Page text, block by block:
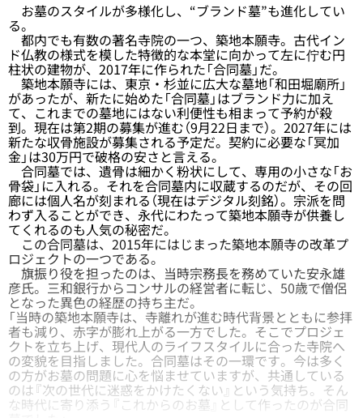
お墓のスタイルが多様化し、“ブランド墓”も進化してい
る。
都内でも有数の著名寺院の一つ、築地本願寺。古代イン
ド仏教の様式を模した特徴的な本堂に向かって左に佇む円
柱状の建物が、2017年に作られた「合同墓」だ。
築地本願寺には、東京・杉並に広大な墓地「和田堀廟所」
があったが、新たに始めた「合同墓」はブランド力に加え
て、これまでの墓地にはない利便性も相まって予約が殺
到。現在は第2期の募集が進む（9月22日まで）。2027年には
新たな収骨施設が募集される予定だ。契約に必要な「冥加
金」は30万円で破格の安さと言える。
合同墓では、遺骨は細かく粉状にして、専用の小さな「お
骨袋」に入れる。それを合同墓内に収蔵するのだが、その回
廊には個人名が刻まれる（現在はデジタル刻銘）。宗派を問
わず入ることができ、永代にわたって築地本願寺が供養し
てくれるのも人気の秘密だ。
この合同墓は、2015年にはじまった築地本願寺の改革プ
ロジェクトの一つである。
旗振り役を担ったのは、当時宗務長を務めていた安永雄
彦氏。三和銀行からコンサルの経営者に転じ、50歳で僧侶
となった異色の経歴の持ち主だ。
「当時の築地本願寺は、寺離れが進む時代背景とともに参拝
者も減り、赤字が膨れ上がる一方でした。そこでプロジェ
クトを立ち上げ、現代人のライフスタイルに合った寺院へ
の変貌を目指しました。合同墓はその一環です。今は多く
の方がお墓の問題に心を悩ませていますが、共通している
のは『次の世代に迷惑をかけたくない』という気持ち。そん
な時代に寄り添う『これからのお墓』として作ったのが合同